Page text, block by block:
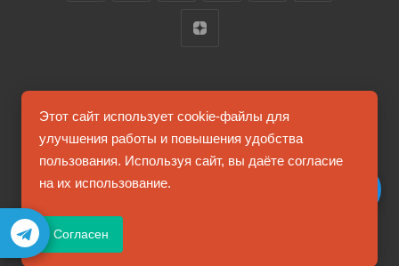
2026 © FUTUMAG.RU
Информация на сайте не является публичной офертой
Этот сайт использует cookie-файлы для
улучшения работы и повышения удобства
пользования. Используя сайт, вы даёте согласие
на их использование.
Согласен